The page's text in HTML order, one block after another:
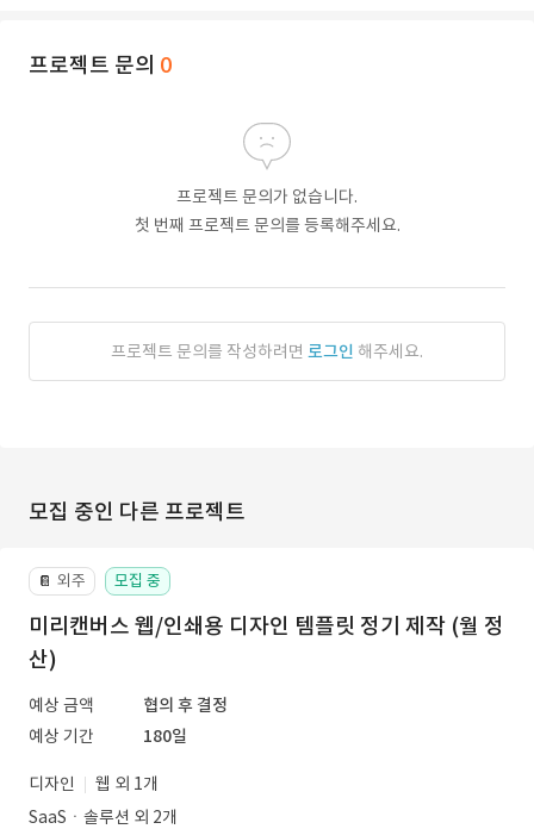
프로젝트 문의 0
프로젝트 문의가 없습니다.
첫 번째 프로젝트 문의를 등록해주세요.
프로젝트 문의를 작성하려면 로그인 해주세요.
모집 중인 다른 프로젝트
📔 외주 모집 중
미리캔버스 웹/인쇄용 디자인 템플릿 정기 제작 (월 정
산)
예상 금액
협의 후 결정
예상 기간
180일
디자인
웹 외 1개
SaaSㆍ솔루션 외 2개